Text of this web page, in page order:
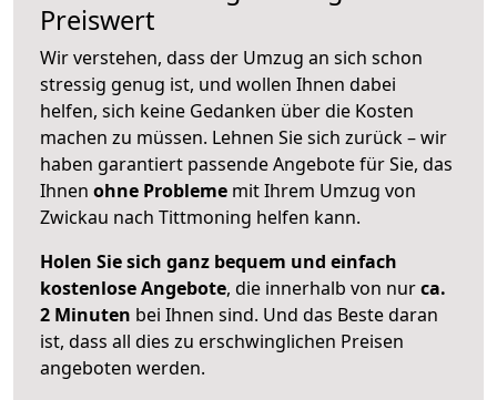
Preiswert
Wir verstehen, dass der Umzug an sich schon
stressig genug ist, und wollen Ihnen dabei
helfen, sich keine Gedanken über die Kosten
machen zu müssen. Lehnen Sie sich zurück – wir
haben garantiert passende Angebote für Sie, das
Ihnen ohne Probleme mit Ihrem Umzug von
Zwickau nach Tittmoning helfen kann.
Holen Sie sich ganz bequem und einfach
kostenlose Angebote, die innerhalb von nurca.
2 Minuten bei Ihnen sind. Und das Beste daran
ist, dass all dies zu erschwinglichen Preisen
angeboten werden.